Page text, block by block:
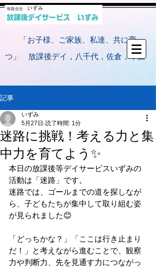
「お子様、ご家族、私達、共に育
つ」 放課後デイ，八千代，佐倉，千葉
記事
迷路に挑戦！考える力と集
中力を育てよう✨
いずみ
5月27日 読了時間: 1分
本日の放課後等デイサービスいずみの
活動は「迷路」です。
迷路では、ゴールまでの道を探しなが
ら、子どもたちが集中して取り組む姿
が見られました😊
「どっちかな？」「ここは行き止まり
だ！」と考えながら進むことで、観察
力や判断力、先を見通す力につながっ